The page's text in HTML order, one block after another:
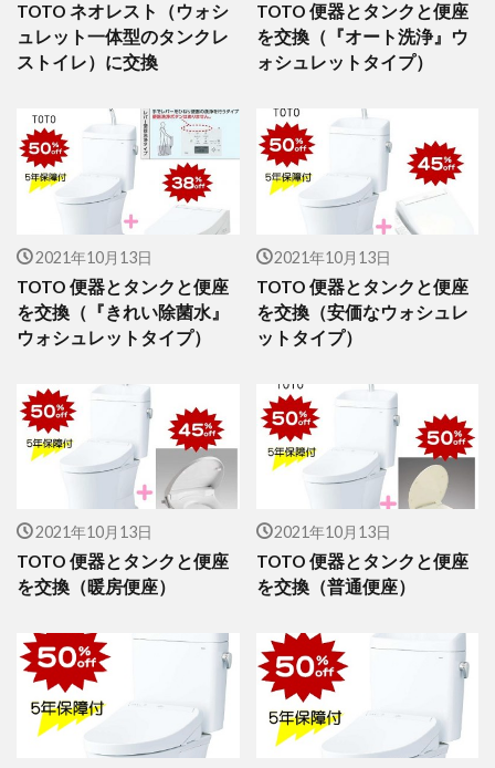
TOTO ネオレスト（ウォシ
ュレット一体型のタンクレ
ストイレ）に交換
TOTO 便器とタンクと便座
を交換（『オート洗浄』ウ
ォシュレットタイプ）
2021年10月13日
TOTO 便器とタンクと便座
を交換（『きれい除菌水』
ウォシュレットタイプ）
2021年10月13日
TOTO 便器とタンクと便座
を交換（安価なウォシュレ
ットタイプ）
2021年10月13日
TOTO 便器とタンクと便座
を交換（暖房便座）
2021年10月13日
TOTO 便器とタンクと便座
を交換（普通便座）